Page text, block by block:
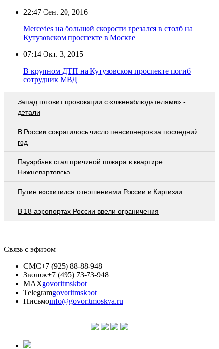
22:47 Сен. 20, 2016
Mercedes на большой скорости врезался в столб на
Кутузовском проспекте в Москве
07:14 Окт. 3, 2015
В крупном ДТП на Кутузовском проспекте погиб
сотрудник МВД
Запад готовит провокации с «лженаблюдателями» -
детали
В России сократилось число пенсионеров за последний
год
Пауэрбанк стал причиной пожара в квартире
Нижневартовска
Путин восхитился отношениями России и Киргизии
В 18 аэропортах России ввели ограничения
Связь с эфиром
СМС+7 (925) 88-88-948
Звонок+7 (495) 73-73-948
MAXgovoritmskbot
Telegramgovoritmskbot
Письмоinfo@govoritmoskva.ru